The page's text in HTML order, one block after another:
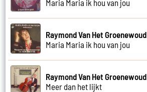
Maria Maria ik hou van jou
Raymond Van Het Groenewoud
Maria Maria ik hou van jou
Raymond Van Het Groenewoud
Meer dan het lijkt